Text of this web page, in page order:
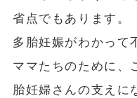
省点でもあります。
多胎妊娠がわかって
ママたちのために、
胎妊婦さんの支えに